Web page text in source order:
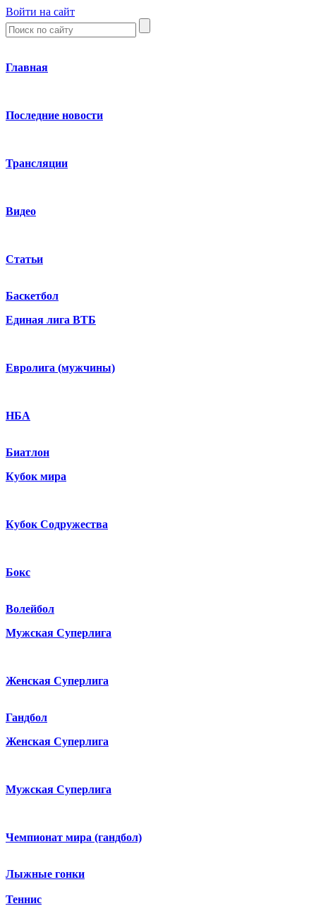
Войти на сайт
Главная
Последние новости
Трансляции
Видео
Статьи
Баскетбол
Единая лига ВТБ
Евролига (мужчины)
НБА
Биатлон
Кубок мира
Кубок Содружества
Бокс
Волейбол
Мужская Суперлига
Женская Суперлига
Гандбол
Женская Суперлига
Мужская Суперлига
Чемпионат мира (гандбол)
Лыжные гонки
Теннис